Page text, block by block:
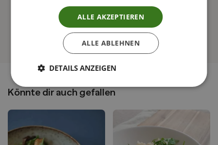
Könnte dir auch gefallen
ALLE AKZEPTIEREN
ALLE ABLEHNEN
DETAILS ANZEIGEN